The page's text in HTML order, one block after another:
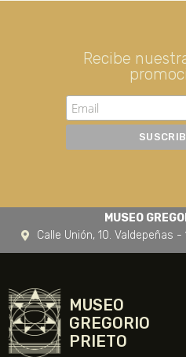
Recibe
MUSEO
Calle Unión, 10. Valdepeñas -
MUSEO
GREGORIO
PRIETO